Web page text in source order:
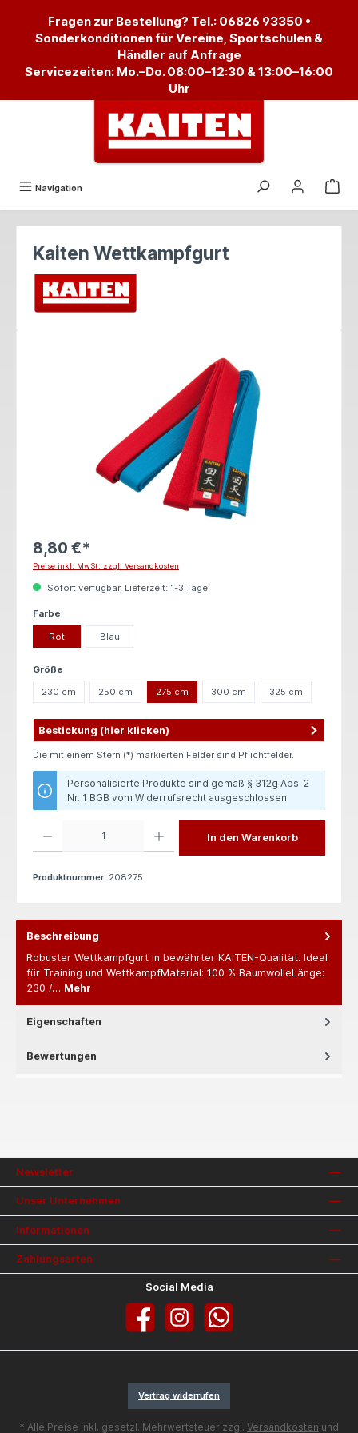
Fragen zur Bestellung? Tel.: 06826 93350 •
Sonderkonditionen für Vereine, Sportschulen &
Händler auf Anfrage
Servicezeiten: Mo.–Do. 08:00–12:30 & 13:00–16:00
Uhr
Navigation
Kaiten Wettkampfgurt
8,80 €*
Preise inkl. MwSt. zzgl. Versandkosten
Sofort verfügbar, Lieferzeit: 1-3 Tage
Farbe
Rot Blau
Größe
230 cm 250 cm 275 cm 300 cm 325 cm
Bestickung (hier klicken)
Die mit einem Stern (*) markierten Felder sind Pflichtfelder.
Personalisierte Produkte sind gemäß § 312g Abs. 2
Nr. 1 BGB vom Widerrufsrecht ausgeschlossen
In den Warenkorb
Produktnummer: 208275
Beschreibung
Robuster Wettkampfgurt in bewährter KAITEN-Qualität. Ideal
für Training und WettkampfMaterial: 100 % BaumwolleLänge:
230 /… Mehr
Eigenschaften
Bewertungen
Newsletter
Unser Unternehmen
Informationen
Zahlungsarten
Social Media
Facebook InstagramWhatsApp
Vertrag widerrufen
* Alle Preise inkl. gesetzl. Mehrwertsteuer zzgl. Versandkosten und